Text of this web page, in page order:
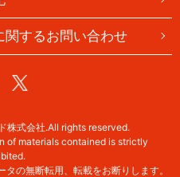
関するお問い合わせ
Instagram
株式会社.All rights reserved.
of materials contained is strictly
の無断転用、転載をお断りします。